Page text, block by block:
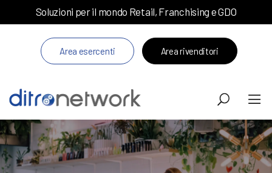
Soluzioni per il mondo Retail, Franchising e GDO
Area esercenti Area rivenditori